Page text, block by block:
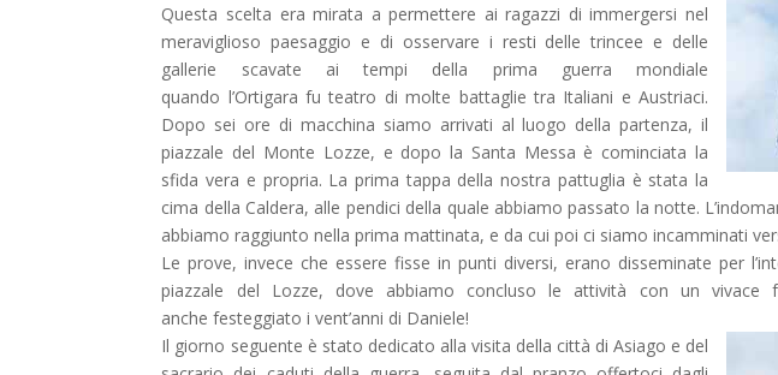
Questa scelta era mirata a permettere ai ragazzi di immergersi nel
meraviglioso paesaggio e di osservare i resti delle trincee e delle
gallerie scavate ai tempi della prima guerra mondiale
quando l’Ortigara fu teatro di molte battaglie tra Italiani e Austriaci.
Dopo sei ore di macchina siamo arrivati al luogo della partenza, il
piazzale del Monte Lozze, e dopo la Santa Messa è cominciata la
sfida vera e propria. La prima tappa della nostra pattuglia è stata la
cima della Caldera, alle pendici della quale abbiamo passato la notte.
abbiamo raggiunto nella prima mattinata, e da cui poi ci siamo incamminati
Le prove, invece che essere fisse in punti diversi, erano disseminate per
piazzale del Lozze, dove abbiamo concluso le attività con un vivace
anche festeggiato i vent’anni di Daniele!
Il giorno seguente è stato dedicato alla visita della città di Asiago e del